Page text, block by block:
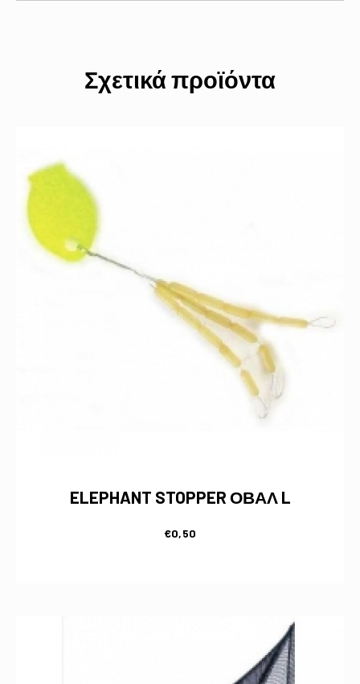
Σχετικά προϊόντα
ELEPHANT STOPPER ΟΒΑΛ L
€0,50